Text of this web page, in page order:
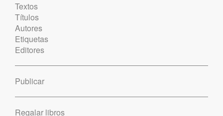
Textos
Títulos
Autores
Etiquetas
Editores
Publicar
Regalar libros